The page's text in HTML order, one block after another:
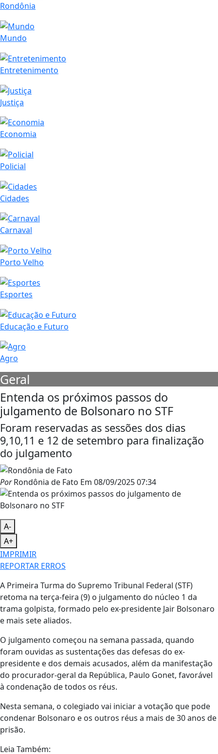
Rondônia
Mundo
Entretenimento
Justiça
Economia
Policial
Cidades
Carnaval
Porto Velho
Esportes
Educação e Futuro
Agro
Geral
Entenda os próximos passos do
julgamento de Bolsonaro no STF
Foram reservadas as sessões dos dias
9,10,11 e 12 de setembro para finalização
do julgamento
PorRondônia de Fato Em 08/09/2025 07:34
A-
A+
IMPRIMIR
REPORTAR ERROS
A Primeira Turma do Supremo Tribunal Federal (STF)
retoma na terça-feira (9) o julgamento do núcleo 1 da
trama golpista, formado pelo ex-presidente Jair Bolsonaro
e mais sete aliados.
O julgamento começou na semana passada, quando
foram ouvidas as sustentações das defesas do ex-
presidente e dos demais acusados, além da manifestação
do procurador-geral da República, Paulo Gonet, favorável
à condenação de todos os réus.
Nesta semana, o colegiado vai iniciar a votação que pode
condenar Bolsonaro e os outros réus a mais de 30 anos de
prisão.
Leia Também: